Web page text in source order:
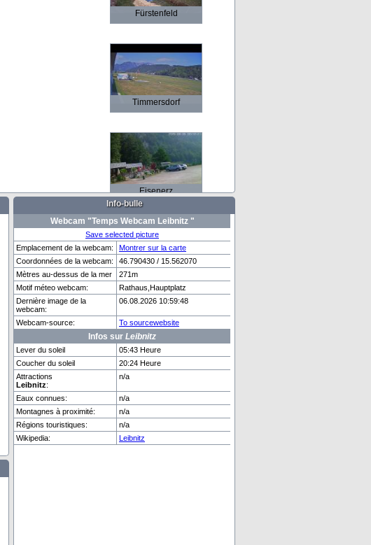
Fürstenfeld
Timmersdorf
Eisenerz
Genève Geiranger
Info-bulle
Webcam "Temps Webcam Leibnitz "
Save selected picture
Emplacement de la webcam:
Montrer sur la carte
Coordonnées de la webcam:
46.790430 / 15.562070
Mètres au-dessus de la mer
271m
Motif méteo webcam:
Rathaus,Hauptplatz
Dernière image de la
webcam:
06.08.2026 10:59:48
Webcam-source: To sourcewebsite
Infos sur Leibnitz
Lever du soleil
05:43 Heure
Coucher du soleil
20:24 Heure
Attractions
Leibnitz:
n/a
Eaux connues:
n/a
Montagnes à proximité:
n/a
Régions touristiques:
n/a
Wikipedia:
Leibnitz